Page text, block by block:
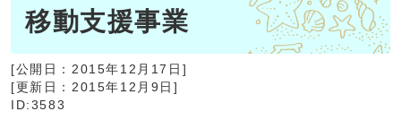
移動支援事業
[公開日： 2015年12月17日 ]
[更新日： 2015年12月9日 ]
ID:3583